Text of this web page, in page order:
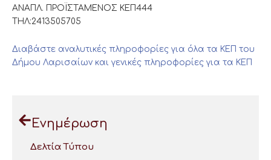
ΑΝΑΠΛ. ΠΡΟΪΣΤΑΜΕΝΟΣ ΚΕΠ444
ΤΗΛ:2413505705
Διαβάστε αναλυτικές πληροφορίες για όλα τα ΚΕΠ του
Δήμου Λαρισαίων και γενικές πληροφορίες για τα ΚΕΠ
Ενημέρωση
Δελτία Τύπου